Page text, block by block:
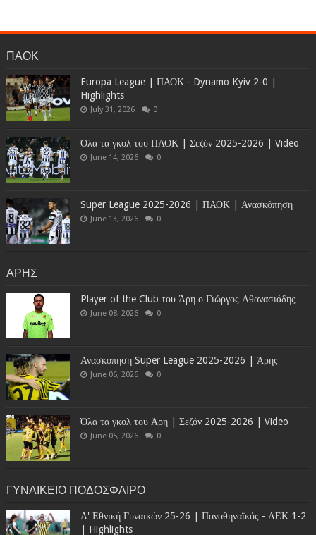
ΠΑΟΚ
Europa League | ΠΑΟΚ - Dynamo Kyiv 2-0 |
Highlights
July 31, 2026 0
Όλα τα γκολ του ΠΑΟΚ | Σεζόν 2025-2026 | Video
June 14, 2026 0
Super League 2025-2026 | ΠΑΟΚ | Ανασκόπηση
June 13, 2026 0
ΑΡΗΣ
Player of the Club του Άρη ο Γιώργος Αθανασιάδης
June 08, 2026 0
Ανασκόπηση Super League 2025-2026 | Άρης
June 06, 2026 0
Όλα τα γκολ του Άρη | Σεζόν 2025-2026 | Video
June 05, 2026 0
ΓΥΝΑΙΚΕΙΟ ΠΟΔΟΣΦΑΙΡΟ
Α' Εθνική Γυναικών 25-26 | Παναθηναϊκός - ΑΕΚ 1-2
| Highlights